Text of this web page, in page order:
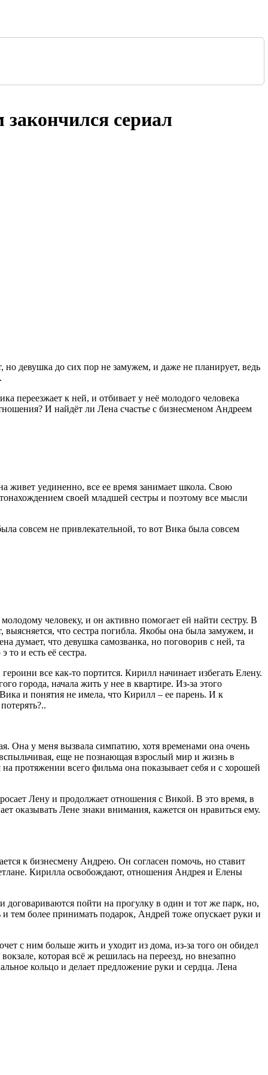
закончился сериал
девушка до сих пор не замужем, и даже не планирует, ведь
переезжает к ней, и отбивает у неё молодого человека
И найдёт ли Лена счастье с бизнесменом Андреем
живет уединенно, все ее время занимает школа. Свою
своей младшей сестры и поэтому все мысли
совсем не привлекательной, то вот Вика была совсем
человеку, и он активно помогает ей найти сестру. В
что сестра погибла. Якобы она была замужем, и
думает, что девушка самозванка, но поговорив с ней, та
то и есть её сестра.
все как-то портится. Кирилл начинает избегать Елену.
города, начала жить у нее в квартире. Из-за этого
и понятия не имела, что Кирилл – ее парень. И к
Она у меня вызвала симпатию, хотя временами она очень
еще не познающая взрослый мир и жизнь в
протяжении всего фильма она показывает себя и с хорошей
Лену и продолжает отношения с Викой. В это время, в
оказывать Лене знаки внимания, кажется он нравиться ему.
к бизнесмену Андрею. Он согласен помочь, но ставит
Кирилла освобождают, отношения Андрея и Елены
пойти на прогулку в один и тот же парк, но,
и тем более принимать подарок, Андрей тоже опускает руки и
с ним больше жить и уходит из дома, из-за того он обидел
которая всё ж решилась на переезд, но внезапно
кольцо и делает предложение руки и сердца. Лена